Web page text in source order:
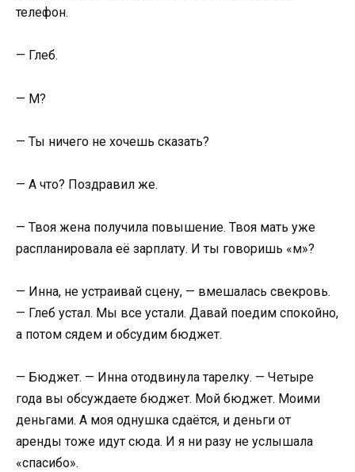
телефон.
— Глеб.
— М?
— Ты ничего не хочешь сказать?
— А что? Поздравил же.
— Твоя жена получила повышение. Твоя мать уже
распланировала её зарплату. И ты говоришь «м»?
— Инна, не устраивай сцену, — вмешалась свекровь.
— Глеб устал. Мы все устали. Давай поедим спокойно,
а потом сядем и обсудим бюджет.
— Бюджет. — Инна отодвинула тарелку. — Четыре
года вы обсуждаете бюджет. Мой бюджет. Моими
деньгами. А моя однушка сдаётся, и деньги от
аренды тоже идут сюда. И я ни разу не услышала
«спасибо».